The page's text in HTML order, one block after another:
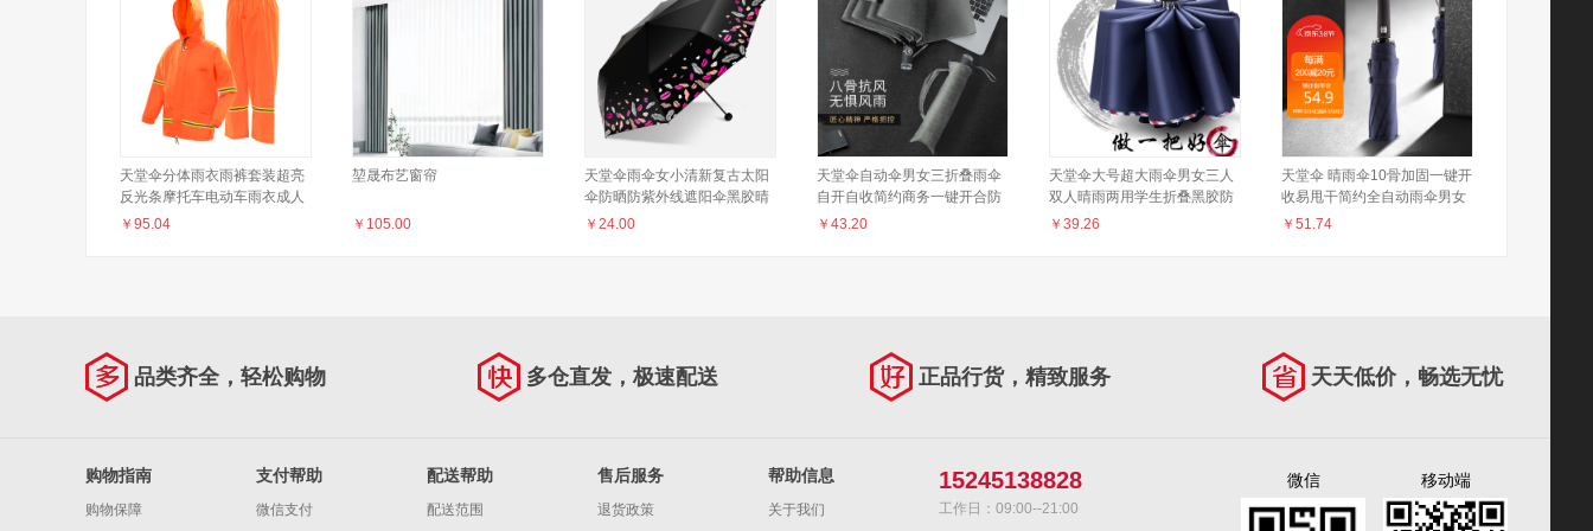
天堂伞分体雨衣雨裤套装超亮
反光条摩托车电动车雨衣成人
款男女 XL
￥ 95.04
堃晟布艺窗帘
￥ 105.00
天堂伞雨伞女小清新复古太阳
伞防晒防紫外线遮阳伞黑胶晴
雨伞两用 玫红色（热情小黑
￥ 24.00
天堂伞自动伞男女三折叠雨伞
自开自收简约商务一键开合防
雨学生伞轻便 烟灰
￥ 43.20
天堂伞大号超大雨伞男女三人
双人晴雨两用学生折叠黑胶防
晒遮阳伞 岩石蓝（10骨超大
￥ 39.26
天堂伞 晴雨伞10骨加固一键开
收易甩干简约全自动雨伞男女
藏青 58CM*10骨
￥ 51.74
品类齐全，轻松购物 多仓直发，极速配送 正品行货，精致服务 天天低价，畅选无忧
购物指南
购物保障
支付帮助
微信支付
配送帮助
配送范围
售后服务
退货政策
帮助信息
关于我们
15245138828
工作日：09:00--21:00
微信 移动端